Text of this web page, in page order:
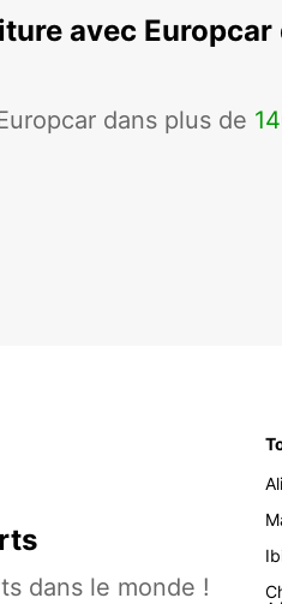
avec Europcar
dans plus de
dans le monde !